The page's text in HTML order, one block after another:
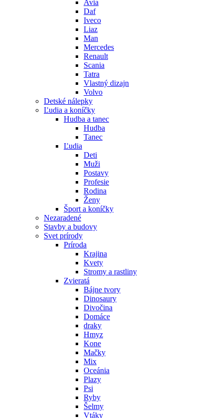
Avia
Daf
Iveco
Liaz
Man
Mercedes
Renault
Scania
Tatra
Vlastný dizajn
Volvo
Detské nálepky
Ľudia a koníčky
Hudba a tanec
Hudba
Tanec
Ľudia
Deti
Muži
Postavy
Profesie
Rodina
Ženy
Šport a koníčky
Nezaradené
Stavby a budovy
Svet prírody
Príroda
Krajina
Kvety
Stromy a rastliny
Zvieratá
Bájne tvory
Dinosaury
Divočina
Domáce
draky
Hmyz
Kone
Mačky
Mix
Oceánia
Plazy
Psi
Ryby
Šelmy
Vtáky